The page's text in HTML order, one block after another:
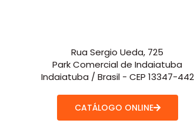
Rua Sergio Ueda, 725
Park Comercial de Indaiatuba
Indaiatuba / Brasil - CEP 13347-442
CATÁLOGO ONLINE